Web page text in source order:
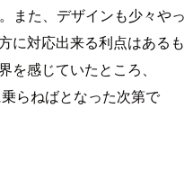
また、デザインも少々やっ
に対応出来る利点はあるも
感じていたところ、
らねばとなった次第で